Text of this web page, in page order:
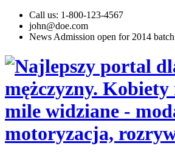
Call us: 1-800-123-4567
john@doe.com
News Admission open for 2014 batch